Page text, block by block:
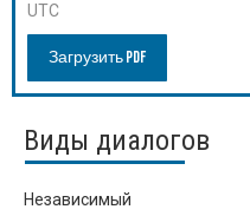
UTC
Загрузить PDF
Виды диалогов
Независимый